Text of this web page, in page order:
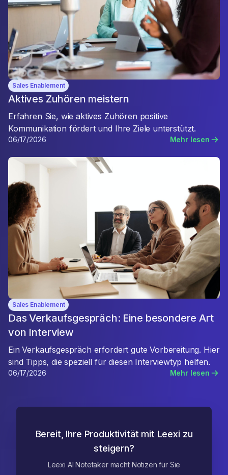
Sales Enablement
Aktives Zuhören meistern
Erfahren Sie, wie aktives Zuhören positive
Kommunikation fördert und Ihre Ziele unterstützt.
06/17/2026 Mehr lesen
Sales Enablement
Das Verkaufsgespräch: Eine besondere Art
von Interview
Ein Verkaufsgespräch erfordert gute Vorbereitung. Hier
sind Tipps, die speziell für diesen Interviewtyp helfen.
06/17/2026 Mehr lesen
Bereit, Ihre Produktivität mit Leexi zu
steigern?
Leexi AI Notetaker macht Notizen für Sie